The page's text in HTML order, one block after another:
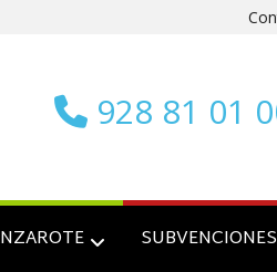
928 81 01